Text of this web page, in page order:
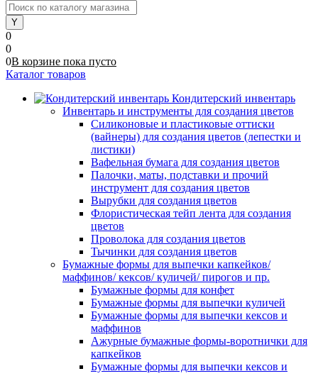
0
0
0В корзине пока пусто
Каталог товаров
Кондитерский инвентарь
Инвентарь и инструменты для создания цветов
Силиконовые и пластиковые оттиски
(вайнеры) для создания цветов (лепестки и
листики)
Вафельная бумага для создания цветов
Палочки, маты, подставки и прочий
инструмент для создания цветов
Вырубки для создания цветов
Флористическая тейп лента для создания
цветов
Проволока для создания цветов
Тычинки для создания цветов
Бумажные формы для выпечки капкейков/
маффинов/ кексов/ куличей/ пирогов и пр.
Бумажные формы для конфет
Бумажные формы для выпечки куличей
Бумажные формы для выпечки кексов и
маффинов
Ажурные бумажные формы-воротнички для
капкейков
Бумажные формы для выпечки кексов и